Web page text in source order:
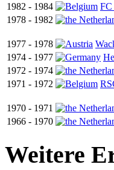
1982 - 1984
FC
1978 - 1982
1977 - 1978
1974 - 1977
1972 - 1974
1971 - 1972
1970 - 1971
1966 - 1970
Weitere